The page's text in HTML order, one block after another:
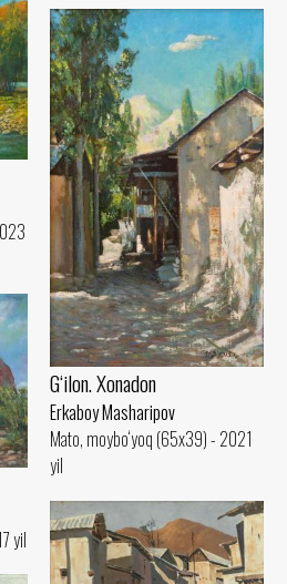
G‘ilon. Xonadon
Erkaboy Masharipov
Mato, moybo‘yoq (65x39) - 2021
yil
yil